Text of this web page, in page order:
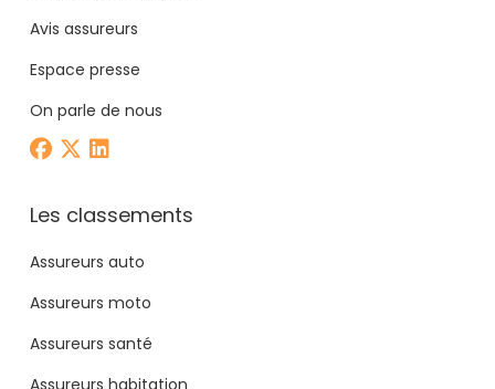
Avis assureurs
Espace presse
On parle de nous
Les classements
Assureurs auto
Assureurs moto
Assureurs santé
Assureurs habitation